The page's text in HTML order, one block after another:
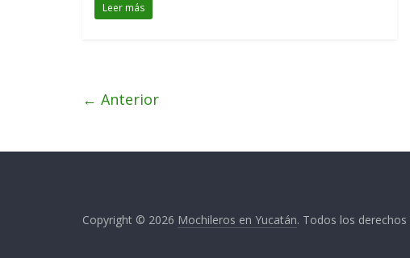
Leer más
← Anterior
Copyright © 2026 Mochileros en Yucatán. Todos los derechos